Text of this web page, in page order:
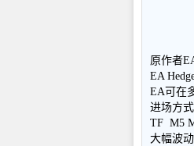
原作者
EA
EA可在
进场方式
TF M5
大幅波